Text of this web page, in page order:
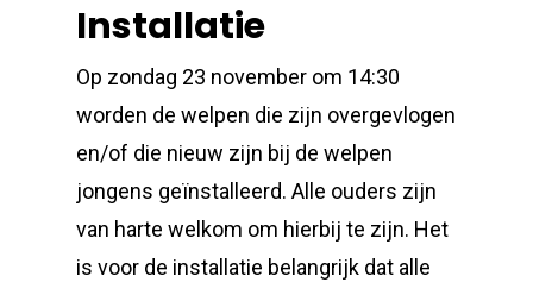
Installatie
Op zondag 23 november om 14:30
worden de welpen die zijn overgevlogen
en/of die nieuw zijn bij de welpen
jongens geïnstalleerd. Alle ouders zijn
van harte welkom om hierbij te zijn. Het
is voor de installatie belangrijk dat alle